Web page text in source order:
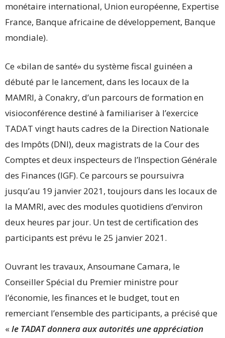
monétaire international, Union européenne, Expertise
France, Banque africaine de développement, Banque
mondiale).
Ce «bilan de santé» du système fiscal guinéen a
débuté par le lancement, dans les locaux de la
MAMRI, à Conakry, d’un parcours de formation en
visioconférence destiné à familiariser à l’exercice
TADAT vingt hauts cadres de la Direction Nationale
des Impôts (DNI), deux magistrats de la Cour des
Comptes et deux inspecteurs de l’Inspection Générale
des Finances (IGF). Ce parcours se poursuivra
jusqu’au 19 janvier 2021, toujours dans les locaux de
la MAMRI, avec des modules quotidiens d’environ
deux heures par jour. Un test de certification des
participants est prévu le 25 janvier 2021.
Ouvrant les travaux, Ansoumane Camara, le
Conseiller Spécial du Premier ministre pour
l’économie, les finances et le budget, tout en
remerciant l’ensemble des participants, a précisé que
« le TADAT donnera aux autorités une appréciation